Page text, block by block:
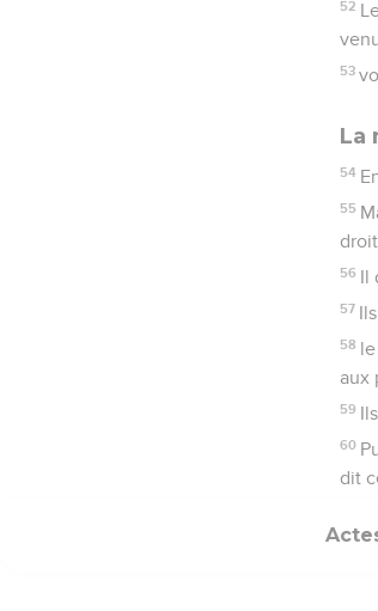
52
53
La
54
55
56 Il
57
58
aux
59
60
dit